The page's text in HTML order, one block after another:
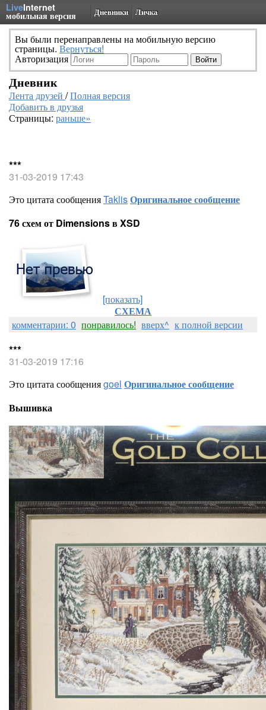
LiveInternet
мобильная версия Дневники Личка
Вы были перенаправлены на мобильную версию
страницы. Вернуться!
Авторизация
Дневник
Лента друзей /Полная версия
Добавить в друзья
Страницы: раньше»
***
31-03-2019 17:43
Это цитата сообщенияTaklisОригинальное сообщение
76 схем от Dimensions в XSD
[показать]
СХЕМА
комментарии: 0 понравилось! вверх^ к полной версии
***
31-03-2019 17:16
Это цитата сообщенияgoel Оригинальное сообщение
Вышивка